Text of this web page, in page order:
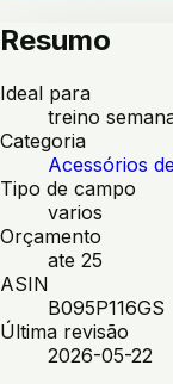
Resumo
Ideal para
treino
Categoria
Acessórios
Tipo de campo
varios
Orçamento
ate 25
ASIN
B095P116GS
Última revisão
2026-05-22